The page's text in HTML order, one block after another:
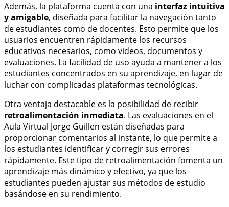
Además, la plataforma cuenta con una interfaz intuitiva
y amigable, diseñada para facilitar la navegación tanto
de estudiantes como de docentes. Esto permite que los
usuarios encuentren rápidamente los recursos
educativos necesarios, como videos, documentos y
evaluaciones. La facilidad de uso ayuda a mantener a los
estudiantes concentrados en su aprendizaje, en lugar de
luchar con complicadas plataformas tecnológicas.
Otra ventaja destacable es la posibilidad de recibir
retroalimentación inmediata. Las evaluaciones en el
Aula Virtual Jorge Guillen están diseñadas para
proporcionar comentarios al instante, lo que permite a
los estudiantes identificar y corregir sus errores
rápidamente. Este tipo de retroalimentación fomenta un
aprendizaje más dinámico y efectivo, ya que los
estudiantes pueden ajustar sus métodos de estudio
basándose en su rendimiento.